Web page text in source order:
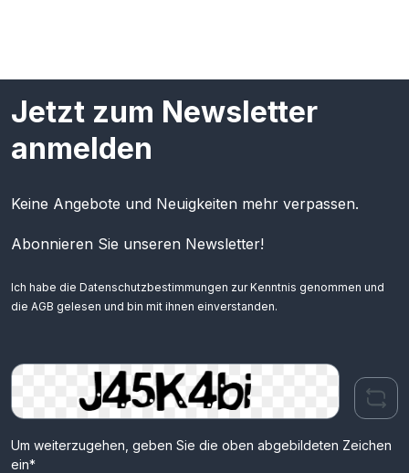
Jetzt zum Newsletter
anmelden
Keine Angebote und Neuigkeiten mehr verpassen.
Abonnieren Sie unseren Newsletter!
Ich habe die Datenschutzbestimmungen zur Kenntnis genommen und
die AGB gelesen und bin mit ihnen einverstanden.
Um weiterzugehen, geben Sie die oben abgebildeten Zeichen
ein*